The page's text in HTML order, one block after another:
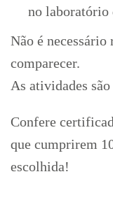
no laboratório
Não é
comparecer.
As atividades
Confere
que cumprirem
escolhida!